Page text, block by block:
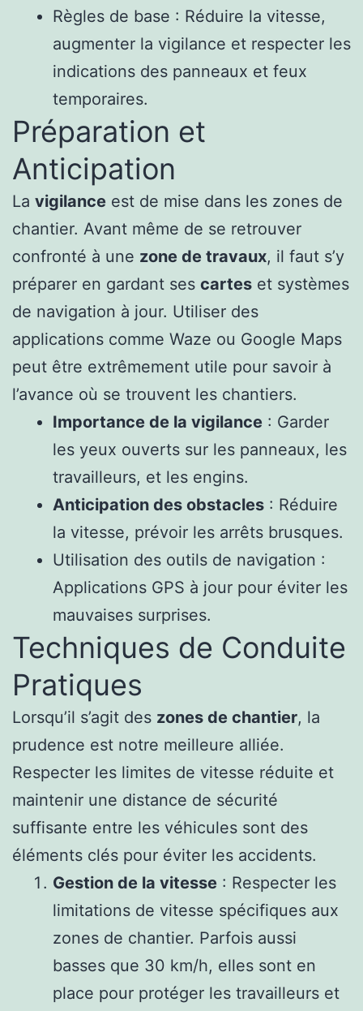
Règles de base : Réduire la vitesse,
augmenter la vigilance et respecter les
indications des panneaux et feux
temporaires.
Préparation et
Anticipation
La vigilance est de mise dans les zones de
chantier. Avant même de se retrouver
confronté à une zone de travaux, il faut s’y
préparer en gardant ses cartes et systèmes
de navigation à jour. Utiliser des
applications comme Waze ou Google Maps
peut être extrêmement utile pour savoir à
l’avance où se trouvent les chantiers.
Importance de la vigilance : Garder
les yeux ouverts sur les panneaux, les
travailleurs, et les engins.
Anticipation des obstacles : Réduire
la vitesse, prévoir les arrêts brusques.
Utilisation des outils de navigation :
Applications GPS à jour pour éviter les
mauvaises surprises.
Techniques de Conduite
Pratiques
Lorsqu’il s’agit des zones de chantier, la
prudence est notre meilleure alliée.
Respecter les limites de vitesse réduite et
maintenir une distance de sécurité
suffisante entre les véhicules sont des
éléments clés pour éviter les accidents.
Gestion de la vitesse : Respecter les
limitations de vitesse spécifiques aux
zones de chantier. Parfois aussi
basses que 30 km/h, elles sont en
place pour protéger les travailleurs et